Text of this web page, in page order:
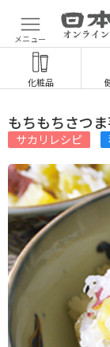
メニュー
化粧品
もちもちさつ
サカリレシピ